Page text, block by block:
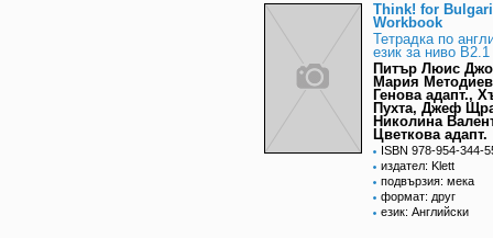
Think! for
Workbook
Тетрадка по
език за ниво В2.1
Питър Люис
Мария
Генова адапт.,
Пухта, Джеф
Николина
Цветкова адапт.
ISBN 978-954-344-
издател: Klett
подвързия: мека
формат: друг
език: Английски